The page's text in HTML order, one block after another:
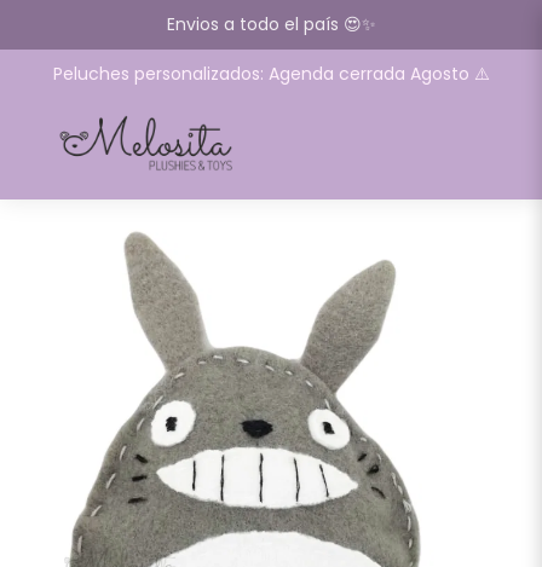
Envios a todo el país 😍✨
Peluches personalizados: Agenda cerrada Agosto ⚠️